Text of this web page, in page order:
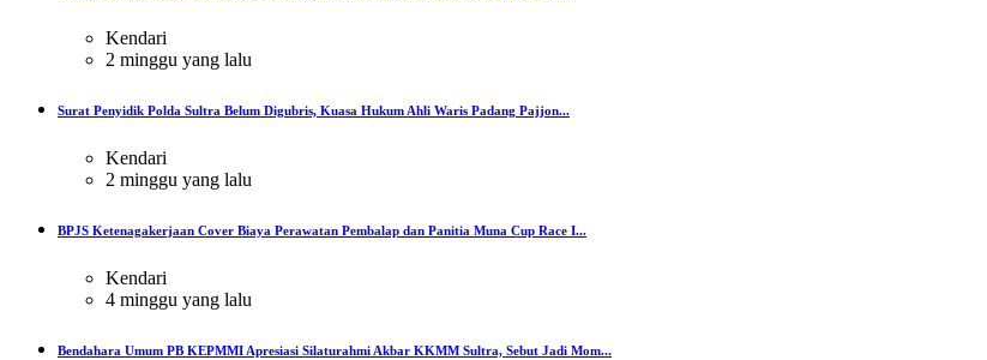
Kendari
2 minggu yang lalu
Surat Penyidik Polda Sultra Belum Digubris, Kuasa Hukum Ahli Waris Padang Pajjon...
Kendari
2 minggu yang lalu
BPJS Ketenagakerjaan Cover Biaya Perawatan Pembalap dan Panitia Muna Cup Race I...
Kendari
4 minggu yang lalu
Bendahara Umum PB KEPMMI Apresiasi Silaturahmi Akbar KKMM Sultra, Sebut Jadi Mom...